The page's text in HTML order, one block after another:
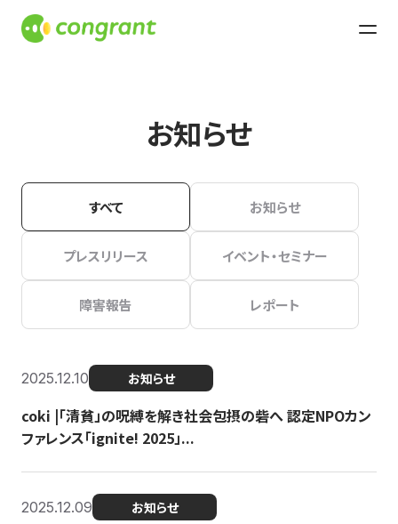
お知らせ
すべて お知らせ
プレスリリース イベント・セミナー
障害報告 レポート
2025.12.10 お知らせ
coki |「清貧」の呪縛を解き社会包摂の砦へ 認定NPOカン
ファレンス「ignite! 2025」...
2025.12.09 お知らせ